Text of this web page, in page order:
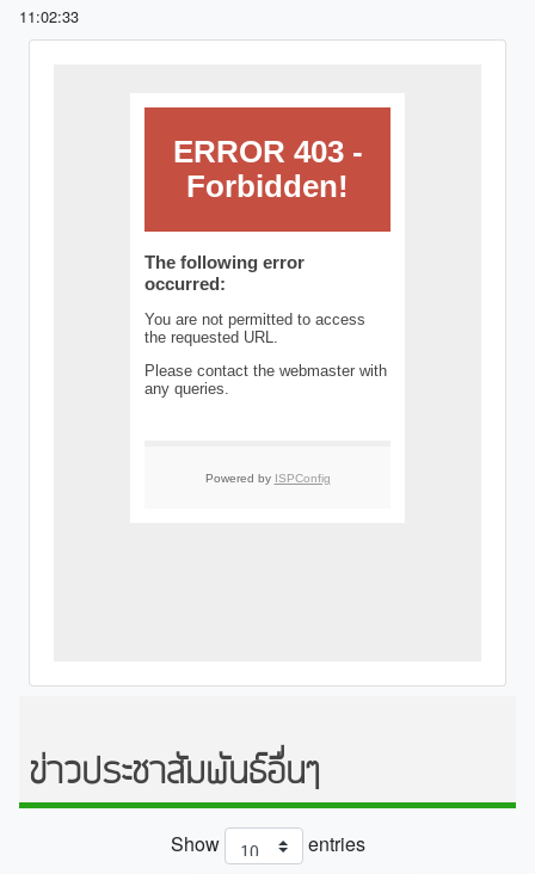
11:02:33
ข่าวประชาสัมพันธ์อื่นๆ
Show
entries